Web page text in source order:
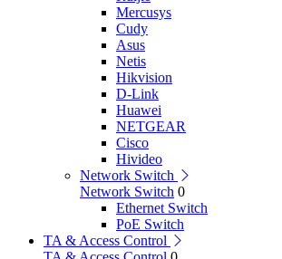
Mercusys
Cudy
Asus
Netis
Hikvision
D-Link
Huawei
NETGEAR
Cisco
Hivideo
Network Switch
Network Switch 0
Ethernet Switch
PoE Switch
TA & Access Control